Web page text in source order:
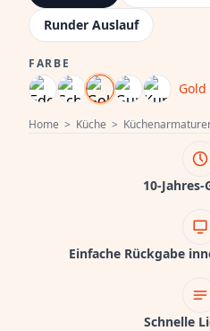
Home > Küche >
Runder Auslauf
FARBE
Gold
10-
Einfache Rückgabe
Schnelle